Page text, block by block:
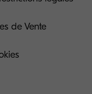
de Vente